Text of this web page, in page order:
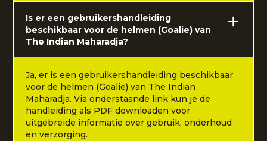
Is er een gebruikershandleiding
beschikbaar voor de helmen (Goalie) van
The Indian Maharadja?
Ja, er is een gebruikershandleiding beschikbaar
voor de helmen (Goalie) van The Indian
Maharadja. Via onderstaande link kun je de
handleiding als PDF downloaden voor
uitgebreide informatie over gebruik, onderhoud
en verzorging.